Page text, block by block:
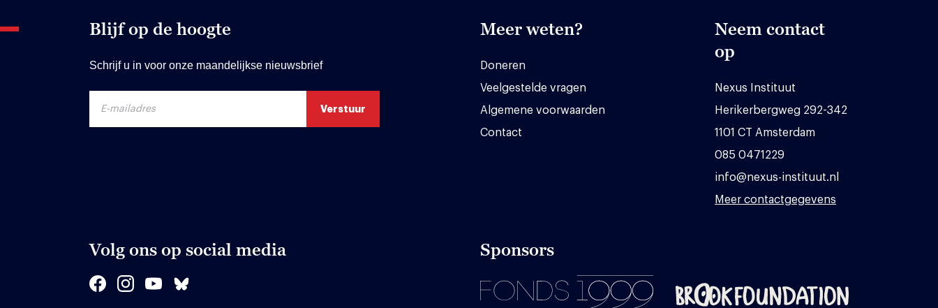
Blijf op de hoogte
Schrijf u in voor onze maandelijkse nieuwsbrief
Meer weten?
Doneren
Veelgestelde vragen
Algemene voorwaarden
Contact
Neem contact
op
Nexus Instituut
Herikerbergweg 292-342
1101 CT Amsterdam
085 0471229
info@nexus-instituut.nl
Meer contactgegevens
Volg ons op social media Sponsors